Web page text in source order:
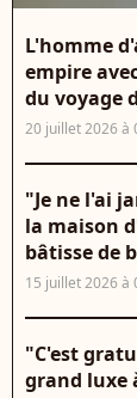
L'homme
empire
du voyage
20 juillet 2026 à
"Je ne l'ai
la maison
bâtisse de
15 juillet 2026 à
"C'est
grand luxe